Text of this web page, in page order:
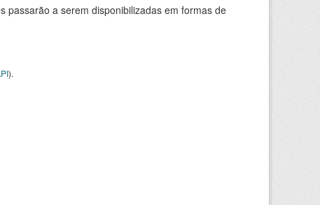
passarão a serem disponibilizadas em formas de
).